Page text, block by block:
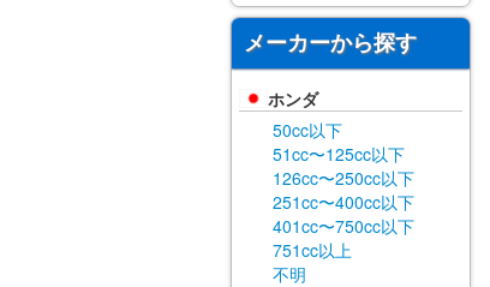
メーカーから探す
ホンダ
50cc以下
51cc〜125cc以下
126cc〜250cc以下
251cc〜400cc以下
401cc〜750cc以下
751cc以上
不明